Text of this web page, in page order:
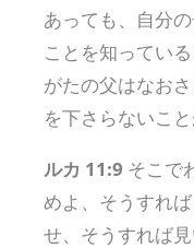
あっても、自分
ことを知ってい
がたの父はなお
を下さらないこと
ルカ 11:9 そこで
めよ、そうすれ
せ、そうすれば